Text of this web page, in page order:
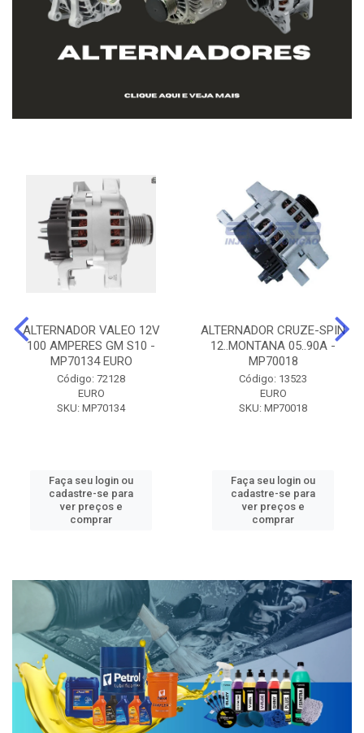
ALTERNADOR VALEO 12V
100 AMPERES GM S10 -
MP70134 EURO
Código: 72128
EURO
SKU: MP70134
Faça seu login ou
cadastre-se para
ver preços e
comprar
ALTERNADOR CRUZE-SPIN
12..MONTANA 05..90A -
MP70018
Código: 13523
EURO
SKU: MP70018
Faça seu login ou
cadastre-se para
ver preços e
comprar